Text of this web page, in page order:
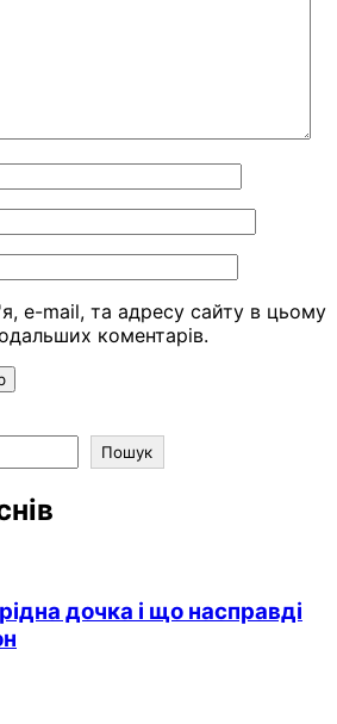
e-mail, та адресу сайту в цьому
коментарів.
Пошук
дочка і що насправді